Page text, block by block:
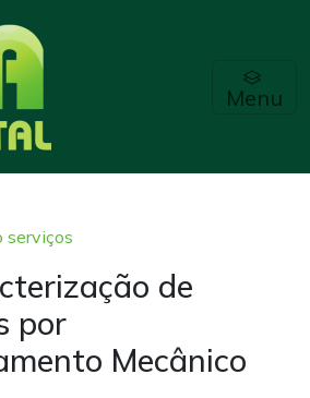
Menu
serviços
de
por
Mecânico